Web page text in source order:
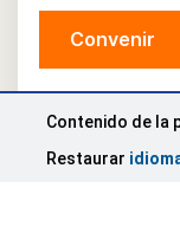
© Municipio de
Desarrollado por
Convenir
Contenido de la
Restaurar